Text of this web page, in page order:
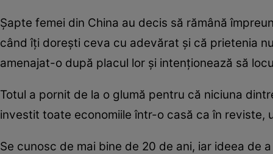
Şapte femei din China au decis să rămână
când îţi doreşti ceva cu adevărat şi că prietenia
amenajat-o după placul lor şi intenţionează să
Totul a pornit de la o glumă pentru că niciuna
investit toate economiile într-o casă ca în reviste,
Se cunosc de mai bine de 20 de ani, iar ideea de